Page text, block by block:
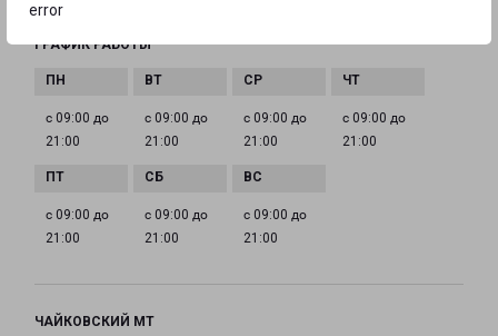
error
ГРАФИК РАБОТЫ
с 09:00 до
21:00
с 09:00 до
21:00
с 09:00 до
21:00
с 09:00 до
21:00
с 09:00 до
21:00
с 09:00 до
21:00
с 09:00 до
21:00
ЧАЙКОВСКИЙ МТ